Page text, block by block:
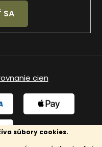
súbory cookies.
SA
cien